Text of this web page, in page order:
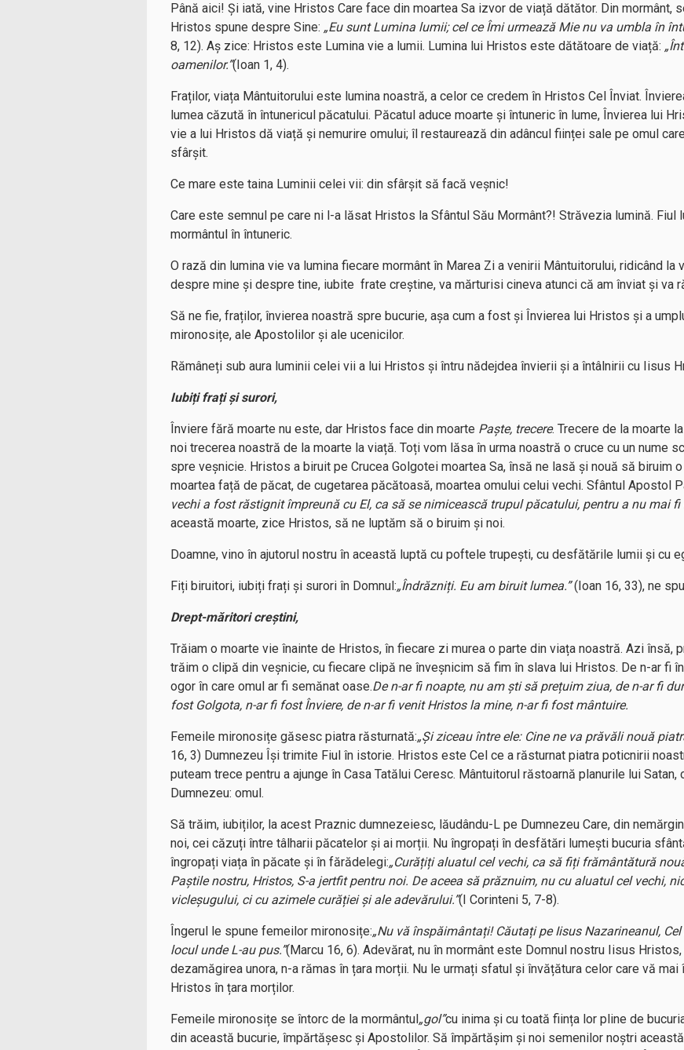
Până aici! Și iată, vine Hristos Care face din moartea Sa izvor de viață dătător. Din mormânt,
Hristos spune despre Sine: „Eu sunt Lumina lumii; cel ce Îmi urmează Mie nu va umbla în
8, 12). Aș zice: Hristos este Lumina vie a lumii. Lumina lui Hristos este dătătoare de viață:
oamenilor.”(Ioan 1, 4).
Fraților, viața Mântuitorului este lumina noastră, a celor ce credem în Hristos Cel Înviat.
lumea căzută în întunericul păcatului. Păcatul aduce moarte și întuneric în lume, Învierea lui
vie a lui Hristos dă viață și nemurire omului; îl restaurează din adâncul ființei sale pe omul
sfârșit.
Ce mare este taina Luminii celei vii: din sfârșit să facă veșnic!
Care este semnul pe care ni l-a lăsat Hristos la Sfântul Său Mormânt?! Străvezia lumină. Fiul
mormântul în întuneric.
O rază din lumina vie va lumina fiecare mormânt în Marea Zi a venirii Mântuitorului, ridicând
despre mine și despre tine, iubite frate creștine, va mărturisi cineva atunci că am înviat și va
Să ne fie, fraților, învierea noastră spre bucurie, așa cum a fost și Învierea lui Hristos și a
mironosițe, ale Apostolilor și ale ucenicilor.
Rămâneți sub aura luminii celei vii a lui Hristos și întru nădejdea învierii și a întâlnirii cu Iisus
Iubiți frați și surori,
Înviere fără moarte nu este, dar Hristos face din moarte Paște, trecere. Trecere de la moarte
noi trecerea noastră de la moarte la viață. Toți vom lăsa în urma noastră o cruce cu un nume
spre veșnicie. Hristos a biruit pe Crucea Golgotei moartea Sa, însă ne lasă și nouă să biruim
moartea față de păcat, de cugetarea păcătoasă, moartea omului celui vechi. Sfântul Apostol
vechi a fost răstignit împreună cu El, ca să se nimicească trupul păcatului, pentru a nu mai
această moarte, zice Hristos, să ne luptăm să o biruim și noi.
Doamne, vino în ajutorul nostru în această luptă cu poftele trupești, cu desfătările lumii și cu
Fiți biruitori, iubiți frați și surori în Domnul:„Îndrăzniți. Eu am biruit lumea.”(Ioan 16, 33), ne
Drept-măritori creștini,
Trăiam o moarte vie înainte de Hristos, în fiecare zi murea o parte din viața noastră. Azi însă,
trăim o clipă din veșnicie, cu fiecare clipă ne înveșnicim să fim în slava lui Hristos. De n-ar fi
ogor în care omul ar fi semănat oase.De n-ar fi noapte, nu am ști să prețuim ziua, de n-ar fi
fost Golgota, n-ar fi fost Înviere, de n-ar fi venit Hristos la mine, n-ar fi fost mântuire.
Femeile mironosițe găsesc piatra răsturnată:„Și ziceau între ele: Cine ne va prăvăli nouă
16, 3) Dumnezeu Își trimite Fiul în istorie. Hristos este Cel ce a răsturnat piatra poticnirii
puteam trece pentru a ajunge în Casa Tatălui Ceresc. Mântuitorul răstoarnă planurile lui
Dumnezeu: omul.
Să trăim, iubiților, la acest Praznic dumnezeiesc, lăudându-L pe Dumnezeu Care, din
noi, cei căzuți între tâlharii păcatelor și ai morții. Nu îngropați în desfătări lumești bucuria
îngropați viața în păcate și în fărădelegi:„Curățiți aluatul cel vechi, ca să fiți frământătură
Paștile nostru, Hristos, S-a jertfit pentru noi. De aceea să prăznuim, nu cu aluatul cel vechi,
vicleșugului, ci cu azimele curăției și ale adevărului.”(I Corinteni 5, 7-8).
Îngerul le spune femeilor mironosițe:„Nu vă înspăimântați! Căutați pe Iisus Nazarineanul,
locul unde L-au pus.”(Marcu 16, 6). Adevărat, nu în mormânt este Domnul nostru Iisus
dezamăgirea unora, n-a rămas în țara morții. Nu le urmați sfatul și învățătura celor care vă
Hristos în țara morților.
Femeile mironosițe se întorc de la mormântul„gol”cu inima și cu toată ființa lor pline de
din această bucurie, împărtășesc și Apostolilor. Să împărtășim și noi semenilor noștri